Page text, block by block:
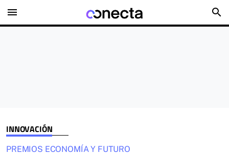
menu search
INNOVACIÓN
PREMIOS ECONOMÍA Y FUTURO